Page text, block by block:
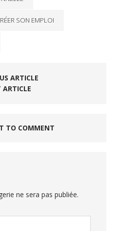
SON EMPLOI
ARTICLE
ARTICLE
TO COMMENT
ne sera pas publiée.